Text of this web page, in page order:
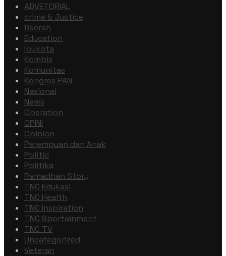
ADVETORIAL
crime & Justice
Daerah
Education
Ibukota
Kombis
Komunitas
Kongres PAN
Nasional
News
Operation
OPINI
Opinion
Perempuan dan Anak
Politic
Politika
Ramadhan Story
TNC Edukasi
TNC Health
TNC Inspiration
TNC Sportainment
TNC TV
Uncategorized
Veteran